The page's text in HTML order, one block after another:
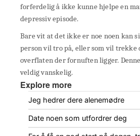
forferdelig å ikke kunne hjelpe en
depressiv episode.
Bare vit at det ikke er noe noen kan
person vil tro på, eller som vil
overflaten der fornuften ligger.
veldig vanskelig.
Explore more
Jeg hedrer dere alenemødre
Date noen som utfordrer deg